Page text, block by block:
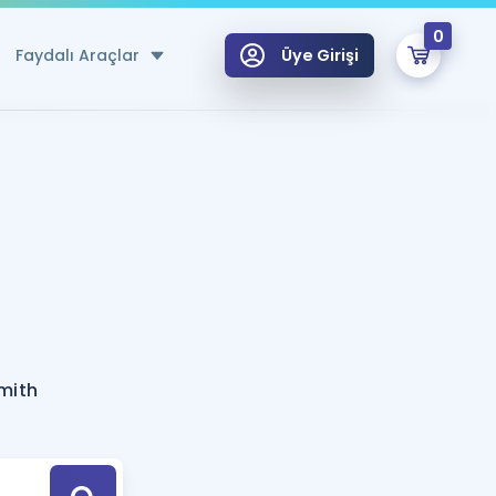
Faydalı Araçlar
Hesaplama Aracı
için Öneriler
Tek Takvimde
Üye Girişi
0
Hoca ile seni sınava hazırlayacak onlarca eğitim seni bekliyor!